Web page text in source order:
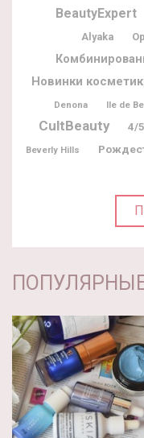
BeautyExpert
Alyaka
Новинки
Denona
Ile de
CultBeauty 4/5
Beverly Hills